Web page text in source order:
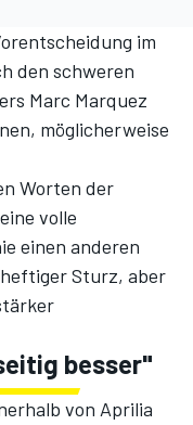
im
den schweren
Marc Marquez
möglicherweise
Worten der
volle
einen anderen
Sturz, aber
besser"
von Aprilia